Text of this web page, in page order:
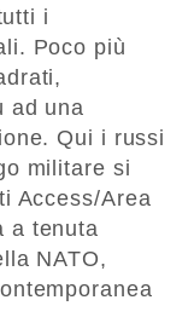
i
Poco più
ad una
Qui i russi
militare si
Access/Area
a tenuta
NATO,